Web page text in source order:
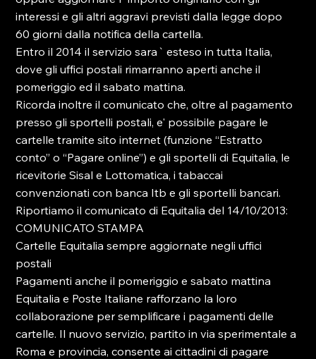
interessi e gli altri aggravi previsti dalla legge dopo
60 giorni dalla notifica della cartella.
Entro il 2014 il servizio sara` esteso in tutta Italia,
dove gli uffici postali rimarranno aperti anche il
pomeriggio ed il sabato mattina.
Ricorda inoltre il comunicato che, oltre al pagamento
presso gli sportelli postali, e' possibile pagare le
cartelle tramite sito internet (funzione “Estratto
conto” o “Pagare online”) e gli sportelli di Equitalia, le
ricevitorie Sisal e Lottomatica, i tabaccai
convenzionati con banca Itb e gli sportelli bancari.
Riportiamo il comunicato di Equitalia del 14/10/2013:
COMUNICATO STAMPA
Cartelle Equitalia sempre aggiornate negli uffici
postali
Pagamenti anche il pomeriggio e sabato mattina
Equitalia e Poste Italiane rafforzano la loro
collaborazione per semplificare i pagamenti delle
cartelle. Il nuovo servizio, partito in via sperimentale a
Roma e provincia, consente ai cittadini di pagare